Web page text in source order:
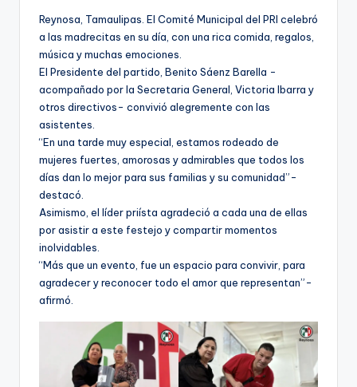
Reynosa, Tamaulipas. El Comité Municipal del PRI celebró
a las madrecitas en su día, con una rica comida, regalos,
música y muchas emociones.
El Presidente del partido, Benito Sáenz Barella -
acompañado por la Secretaria General, Victoria Ibarra y
otros directivos- convivió alegremente con las
asistentes.
“En una tarde muy especial, estamos rodeado de
mujeres fuertes, amorosas y admirables que todos los
días dan lo mejor para sus familias y su comunidad”-
destacó.
Asimismo, el líder priísta agradeció a cada una de ellas
por asistir a este festejo y compartir momentos
inolvidables.
“Más que un evento, fue un espacio para convivir, para
agradecer y reconocer todo el amor que representan”-
afirmó.